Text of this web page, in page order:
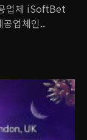
업체 iSoftBet
공업체인..